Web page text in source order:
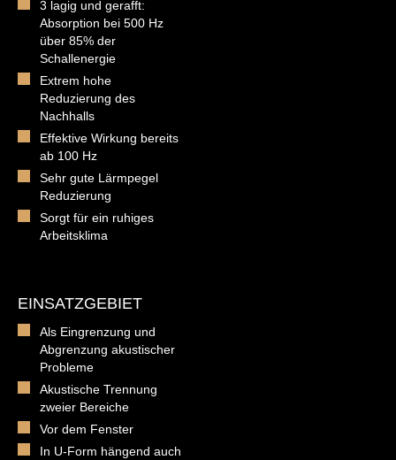
3 lagig und gerafft:
Absorption bei 500 Hz
über 85% der
Schallenergie
Extrem hohe
Reduzierung des
Nachhalls
Effektive Wirkung bereits
ab 100 Hz
Sehr gute Lärmpegel
Reduzierung
Sorgt für ein ruhiges
Arbeitsklima
EINSATZGEBIET
Als Eingrenzung und
Abgrenzung akustischer
Probleme
Akustische Trennung
zweier Bereiche
Vor dem Fenster
In U-Form hängend auch